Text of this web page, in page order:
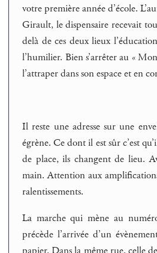
votre première année d’école.
Girault, le dispensaire recevait
delà de ces deux lieux
l’humilier. Bien s’arrêter au «
l’attraper dans son espace et en
Il reste une adresse sur une
égrène. Ce dont il est sûr c’est
de place, ils changent de lieu.
main. Attention aux
ralentissements.
La marche qui mène au
précède l’arrivée d’un